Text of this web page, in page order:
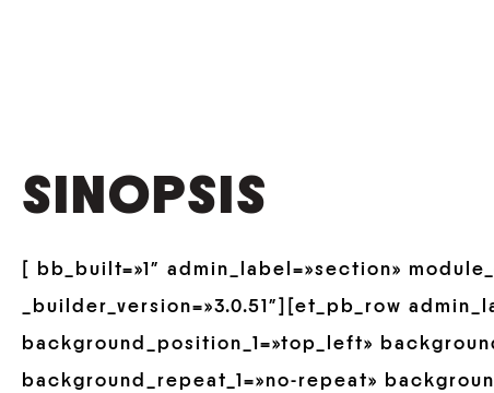
SINOPSIS
[ bb_built=»1″ admin_label=»section»
_builder_version=»3.0.51″][et_pb_row
background_position_1=»top_left»
background_repeat_1=»no-repeat»